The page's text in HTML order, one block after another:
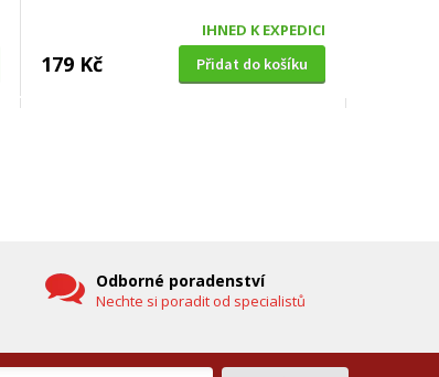
IHNED K EXPEDICI
179 Kč Přidat do košíku
Odborné poradenství
Nechte si poradit od specialistů